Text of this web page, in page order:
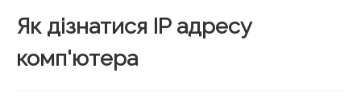
Як дізнатися IP адресу
комп'ютера